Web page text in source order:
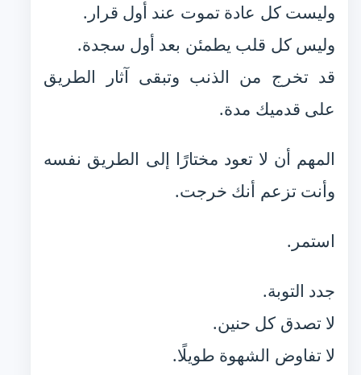
وليست كل عادة تموت عند أول قرار.
وليس كل قلب يطمئن بعد أول سجدة.
قد تخرج من الذنب وتبقى آثار الطريق
على قدميك مدة.
المهم أن لا تعود مختارًا إلى الطريق نفسه
وأنت تزعم أنك خرجت.
استمر.
جدد التوبة.
لا تصدق كل حنين.
لا تفاوض الشهوة طويلًا.